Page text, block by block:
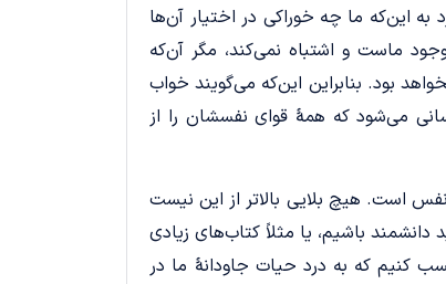
این‌که ما چه خوراکی در اختیار آن‌ها
ماست و اشتباه نمی‌کند، مگر آن‌که
بود. بنابراین این‌که می‌گویند خواب
می‌شود که همۀ قوای نفسشان را از
است. هیچ بلایى بالا‌تر از این نیست
باشیم، یا مثلاً کتاب‌های زیادی
کنیم که به درد حیات جاودانۀ ما در